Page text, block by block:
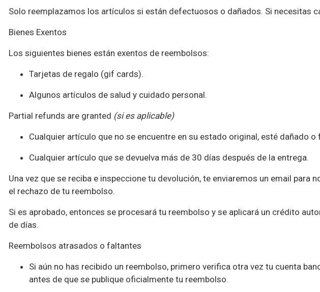
Solo reemplazamos los artículos si están defectuosos o dañados. Si necesitas
Bienes Exentos
Los siguientes bienes están exentos de reembolsos:
Tarjetas de regalo (gif cards).
Algunos artículos de salud y cuidado personal.
Partial refunds are granted (si es aplicable)
Cualquier artículo que no se encuentre en su estado original, esté dañado
Cualquier artículo que se devuelva más de 30 días después de la entrega.
Una vez que se reciba e inspeccione tu devolución, te enviaremos un email
el rechazo de tu reembolso.
Si es aprobado, entonces se procesará tu reembolso y se aplicará un crédito
de días.
Reembolsos atrasados ​​o faltantes
Si aún no has recibido un reembolso, primero verifica otra vez tu cuenta
antes de que se publique oficialmente tu reembolso.